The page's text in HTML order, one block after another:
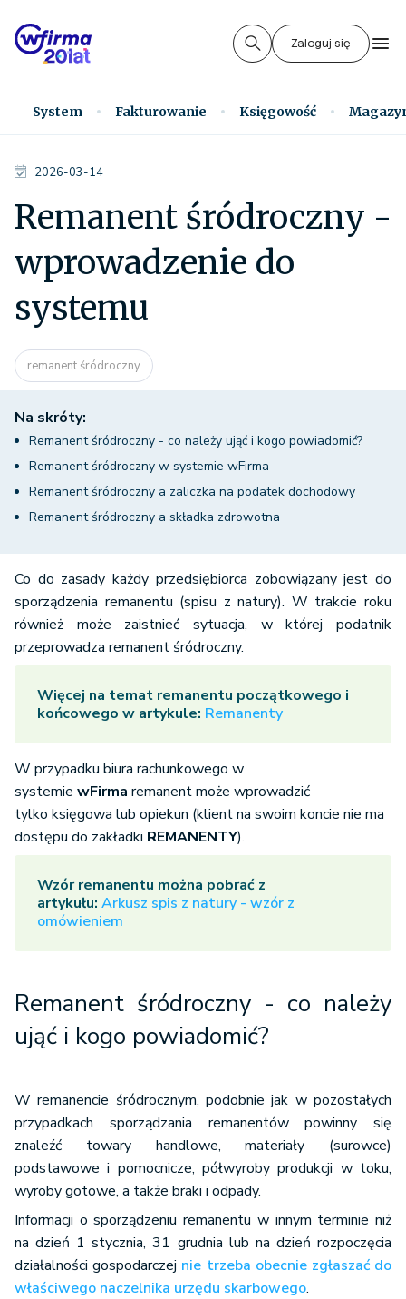
Zaloguj się
System Fakturowanie Księgowość
2026-03-14
Remanent śródroczny -
wprowadzenie do
systemu
remanent śródroczny
Na skróty:
Remanent śródroczny - co należy ująć i kogo powiadomić?
Remanent śródroczny w systemie wFirma
Remanent śródroczny a zaliczka na podatek dochodowy
Remanent śródroczny a składka zdrowotna
Co do zasady każdy przedsiębiorca zobowiązany jest do
sporządzenia remanentu (spisu z natury). W trakcie roku
również może zaistnieć sytuacja, w której podatnik
przeprowadza remanent śródroczny.
Więcej na temat remanentu początkowego i
końcowego w artykule: Remanenty
W przypadku biura rachunkowego w
systemie wFirma remanent może wprowadzić
tylko księgowa lub opiekun (klient na swoim koncie nie ma
dostępu do zakładki REMANENTY).
Wzór remanentu można pobrać z
artykułu: Arkusz spis z natury - wzór z
omówieniem
Remanent śródroczny - co należy
ująć i kogo powiadomić?
W remanencie śródrocznym, podobnie jak w pozostałych
przypadkach sporządzania remanentów powinny się
znaleźć towary handlowe, materiały (surowce)
podstawowe i pomocnicze, półwyroby produkcji w toku,
wyroby gotowe, a także braki i odpady.
Informacji o sporządzeniu remanentu w innym terminie niż
na dzień 1 stycznia, 31 grudnia lub na dzień rozpoczęcia
działalności gospodarczej nie trzeba obecnie zgłaszać do
właściwego naczelnika urzędu skarbowego.